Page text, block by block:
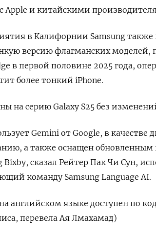
Apple и китайскими
в Калифорнии Samsung также
версию флагманских моделей,
в первой половине 2025 года,
более тонкий iPhone.
на серию Galaxy S25 без
Gemini от Google, в качестве
а также оснащен обновленным
сказал Рейтер Пак Чи Сун,
команду Samsung Language AI.
английском языке доступен по
перевела Ая Лмахамад)